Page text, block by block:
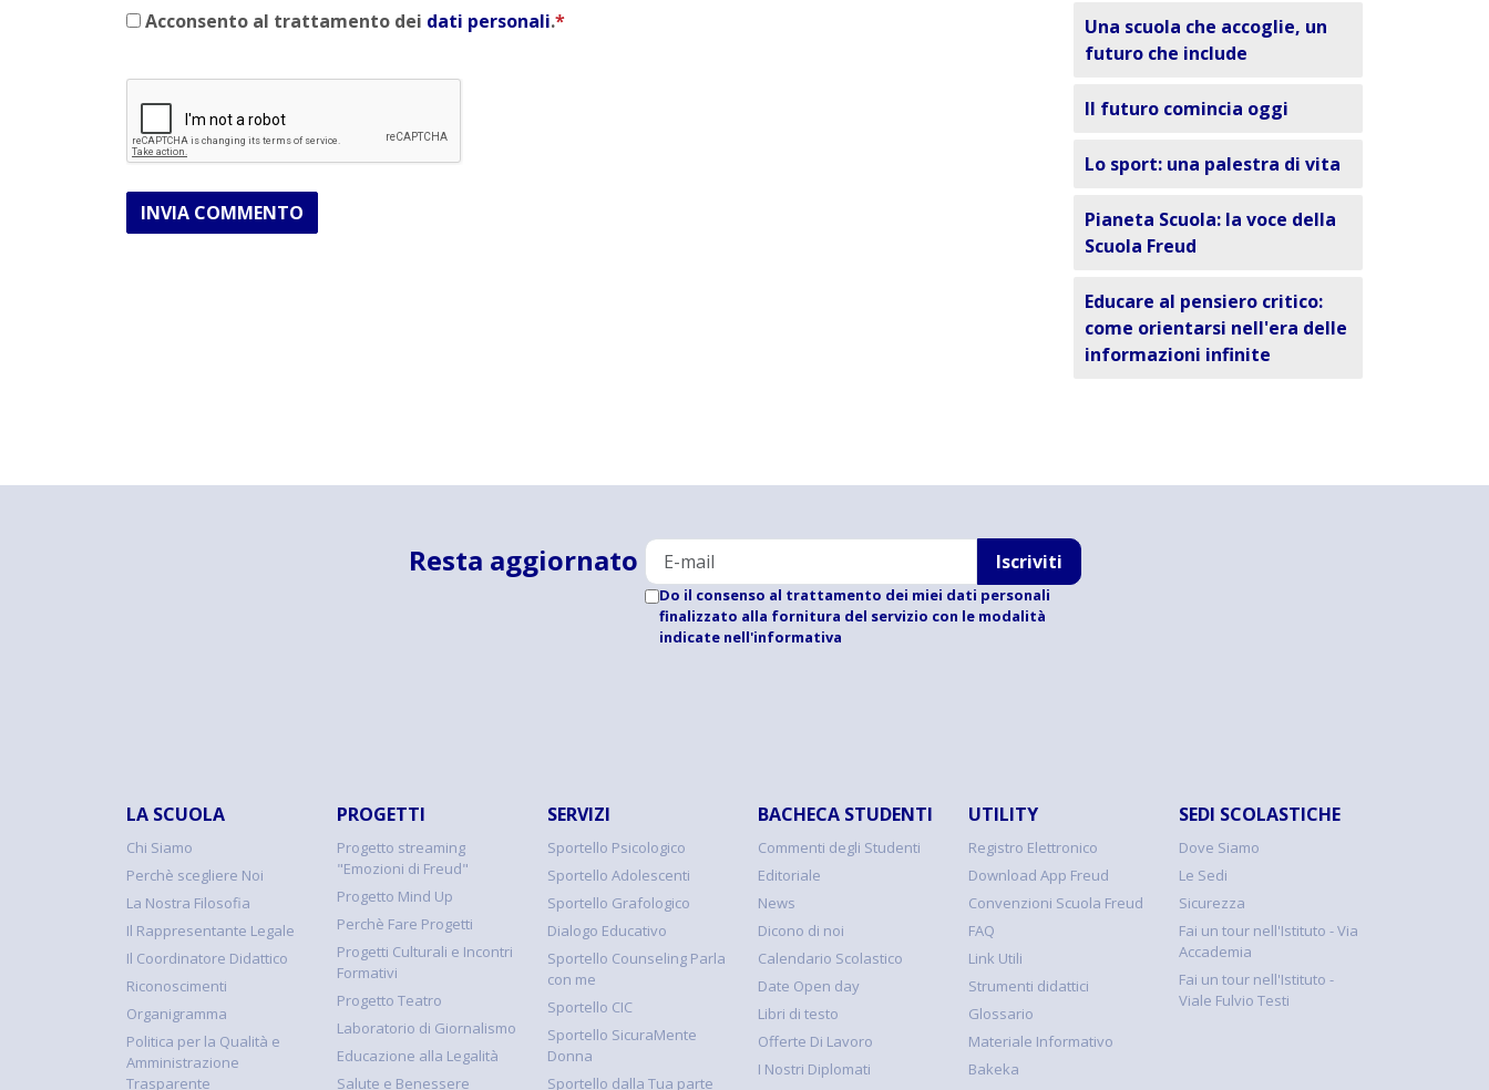
Acconsento al trattamento dei dati personali.*
INVIA COMMENTO
Una scuola che accoglie, un
futuro che include
Il futuro comincia oggi
Lo sport: una palestra di vita
Pianeta Scuola: la voce della
Scuola Freud
Educare al pensiero critico:
come orientarsi nell'era delle
informazioni infinite
Resta aggiornato Iscriviti
Do il consenso al trattamento dei miei dati personali
finalizzato alla fornitura del servizio con le modalità
indicate nell'informativa
LA SCUOLA
Chi Siamo
Perchè scegliere Noi
La Nostra Filosofia
Il Rappresentante Legale
Il Coordinatore Didattico
Riconoscimenti
Organigramma
Politica per la Qualità e
Amministrazione
Trasparente
PROGETTI
Progetto streaming
"Emozioni di Freud"
Progetto Mind Up
Perchè Fare Progetti
Progetti Culturali e Incontri
Formativi
Progetto Teatro
Laboratorio di Giornalismo
Educazione alla Legalità
Salute e Benessere
SERVIZI
Sportello Psicologico
Sportello Adolescenti
Sportello Grafologico
Dialogo Educativo
Sportello Counseling Parla
con me
Sportello CIC
Sportello SicuraMente
Donna
Sportello dalla Tua parte
BACHECA STUDENTI
Commenti degli Studenti
Editoriale
News
Dicono di noi
Calendario Scolastico
Date Open day
Libri di testo
Offerte Di Lavoro
I Nostri Diplomati
UTILITY
Registro Elettronico
Download App Freud
Convenzioni Scuola Freud
FAQ
Link Utili
Strumenti didattici
Glossario
Materiale Informativo
Bakeka
SEDI SCOLASTICHE
Dove Siamo
Le Sedi
Sicurezza
Fai un tour nell'Istituto - Via
Accademia
Fai un tour nell'Istituto -
Viale Fulvio Testi